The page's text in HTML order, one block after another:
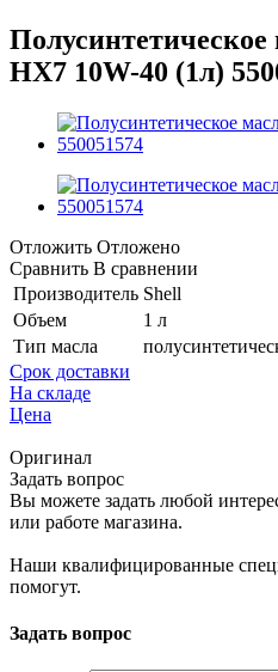
HX7 10W-40 (1л)
Отложить Отложено
Сравнить В сравнении
Производитель Shell
Объем
1 л
Тип масла
Срок доставки
На складе
Цена
Оригинал
Задать вопрос
Вы можете задать любой
или работе магазина.
Наши квалифицированные
помогут.
Задать вопрос